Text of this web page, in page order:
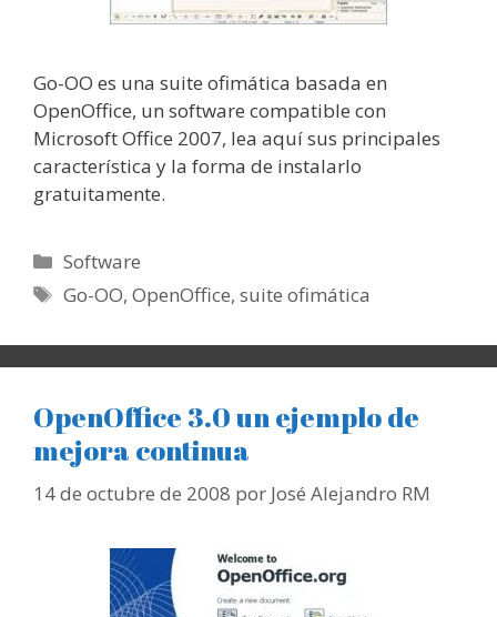
Go-OO es una suite ofimática basada en
OpenOffice, un software compatible con
Microsoft Office 2007, lea aquí sus principales
característica y la forma de instalarlo
gratuitamente.
Categorías
Software
Etiquetas
Go-OO,OpenOffice,suite ofimática
OpenOffice 3.0 un ejemplo de
mejora continua
14 de octubre de 2008 por José Alejandro RM